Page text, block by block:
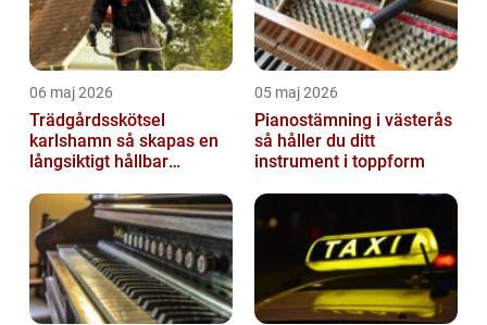
06 maj 2026
Trädgårdsskötsel
karlshamn så skapas en
långsiktigt hållbar
05 maj 2026
Pianostämning i västerås
så håller du ditt
instrument i toppform